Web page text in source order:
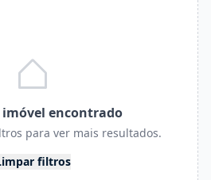
encontrado
para ver mais resultados.
filtros